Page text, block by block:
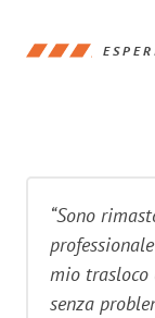
“Sono
mio
senza